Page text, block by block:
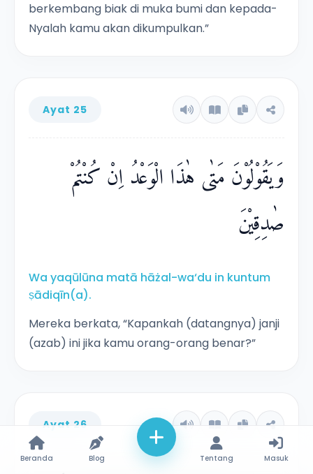
berkembang biak di muka bumi dan kepada-
Nyalah kamu akan dikumpulkan.”
Ayat 25
وَيَقُوْلُوْنَ مَتٰى هٰذَا الْوَعْدُ اِنْ كُنْتُمْ
صٰدِقِيْنَ
Wa yaqūlūna matā hāżal-wa‘du in kuntum
ṣādiqīn(a).
Mereka berkata, “Kapankah (datangnya) janji
(azab) ini jika kamu orang-orang benar?”
Ayat 26
Beranda Blog Tentang Masuk